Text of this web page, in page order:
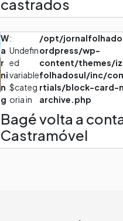
castrados
W
a
r
ni
n
g
:
Undefin
ed
variable
$categ
oria in
/opt/
ordpress/wp-
content/themes/
folhadosul/inc/
rtials/block-card-
archive.php
Bagé volta a
Castramóvel